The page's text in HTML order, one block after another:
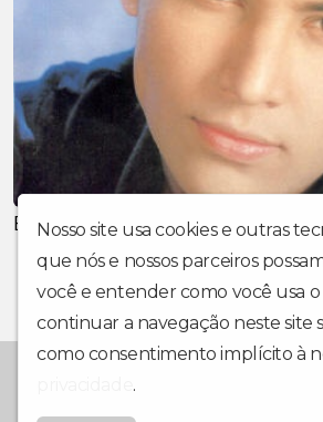
Ex-Menudo Anthony
Nosso site usa cookies e outras
que nós e nossos parceiros
você e entender como você usa o
continuar a navegação neste site
como consentimento implícito à
.